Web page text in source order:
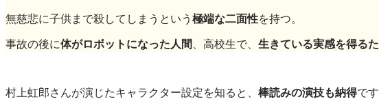
無慈悲に子供まで殺してしまうという 極端な二面性を持つ。
事故の後に体がロボットになった人間 、高校生で、 生きている実感を得る
村上虹郎さんが演じたキャラクター設定を知ると、 棒読みの演技も納得です